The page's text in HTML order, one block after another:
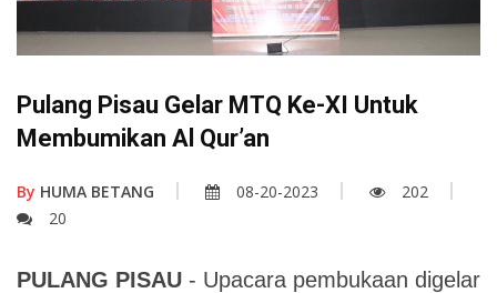
Pulang Pisau Gelar MTQ Ke-XI Untuk
Membumikan Al Qur’an
By HUMA BETANG 08-20-2023
202
20
PULANG PISAU - Upacara pembukaan digelar